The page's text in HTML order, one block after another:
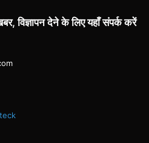
विज्ञापन देने के लिए यहाँ संपर्क करें